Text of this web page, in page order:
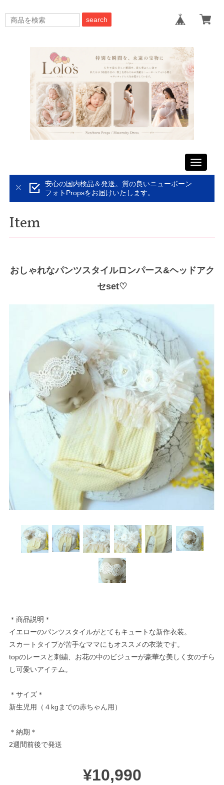
search
Toggle
安心の国内検品＆発送。質の良いニューボーン
フォトPropsをお届けいたします。
Item
おしゃれなパンツスタイルロンパース&ヘッドアク
セset♡
＊商品説明＊
イエローのパンツスタイルがとてもキュートな新作衣装。
スカートタイプが苦手なママにもオススメの衣装です。
topのレースと刺繍、お花の中のビジューが豪華な美しく女の子ら
し可愛いアイテム。
＊サイズ＊
新生児用（４kgまでの赤ちゃん用）
＊納期＊
2週間前後で発送
¥10,990